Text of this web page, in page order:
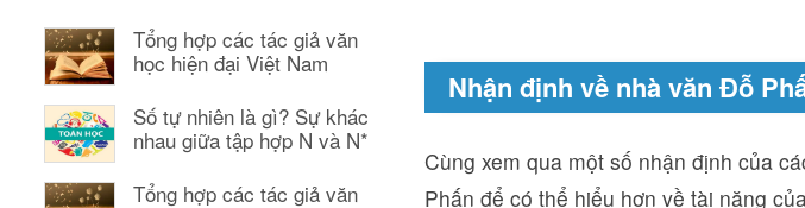
Tổng hợp các tác giả văn
học hiện đại Việt Nam
Số tự nhiên là gì? Sự khác
nhau giữa tập hợp N và N*
Tổng hợp các tác giả văn
Nhận định về nhà văn Đỗ
Cùng xem qua một số nhận định của
Phấn để có thể hiểu hơn về tài năng